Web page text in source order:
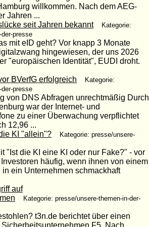
willkommen. Nach dem AEG-
Jahren ...
seit Jahren bekannt
Kategorie:
presse
mit eID geht? Vor knapp 3 Monate
hingewiesen, der uns 2026
"europäischen Identität", EUDI droht.
BVerfG erfolgreich
Kategorie:
presse
von DNS Abfragen unrechtmäßig Durch
war der Internet- und
zu einer Überwachung verpflichtet
12,96 ...
KI "allein"?
Kategorie: presse/unsere-
"Ist die KI eine KI oder nur Fake?" - vor
häufig, wenn ihnen von einem
ein Unternehmen schmackhaft
auf
Kategorie: presse/unsere-themen-in-der-
t3n.de berichtet über einen
F5. Nach